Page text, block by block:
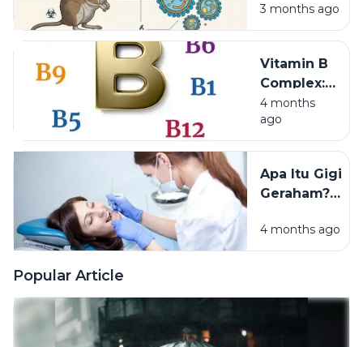
Manusia?
Gejala, Cara
Penularan, dan
Langkah
3 months ago
Vitamin B
Complex:
Manfaat,
Dosis, Efek
Samping,
Aturan
Pakai yang
Diketahui
4 months
ago
Apa Itu Gigi
Geraham?
Jenis, dan
Cara
4 months ago
Popular Article